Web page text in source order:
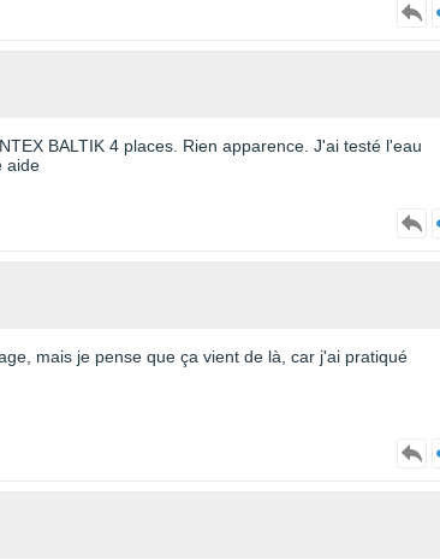
BALTIK 4 places. Rien apparence. J'ai testé l'eau
aide
mais je pense que ça vient de là, car j'ai pratiqué